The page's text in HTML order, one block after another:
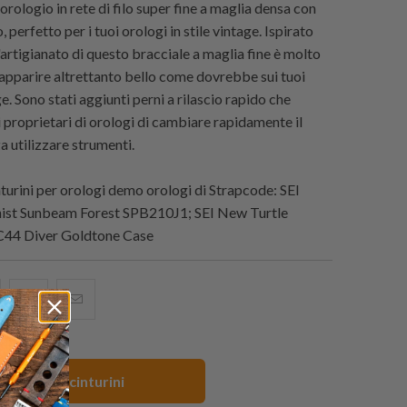
in rete di filo super fine a maglia densa con
perfetto per i tuoi orologi in stile vintage. Ispirato
di questo bracciale a maglia fine è molto
altrettanto bello come dovrebbe sui tuoi
Sono stati aggiunti perni a rilascio rapido che
proprietari di orologi di cambiare rapidamente il
utilizzare strumenti.
per orologi demo orologi di Strapcode: SEI
Sunbeam Forest SPB210J1; SEI New Turtle
Diver Goldtone Case
Condividi
questo
su
Pinterest
friend
tutti i cinturini